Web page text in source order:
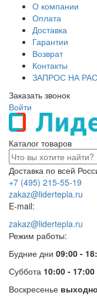
О компании
Оплата
Доставка
Гарантии
Возврат
Контакты
ЗАПРОС НА
Заказать звонок
Войти
Каталог товаров
Доставка по всей
+7 (495) 215-55-19
zakaz@lidertepla.ru
E-mail:
zakaz@lidertepla.ru
Режим работы:
Будние дни 09:00 -
Суббота 10:00 - 17:00
Воскресенье